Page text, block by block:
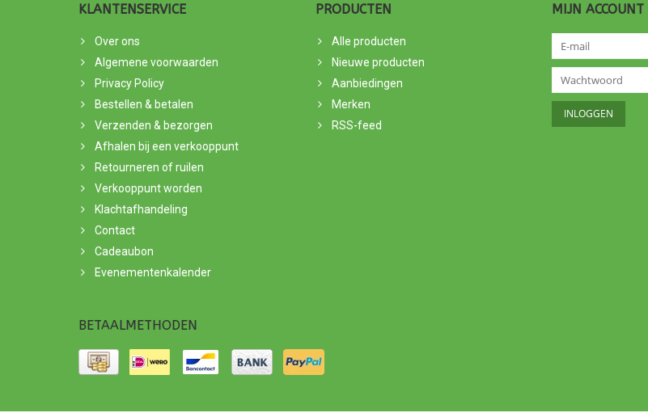
KLANTENSERVICE
Over ons
Algemene voorwaarden
Privacy Policy
Bestellen & betalen
Verzenden & bezorgen
Afhalen bij een verkooppunt
Retourneren of ruilen
Verkooppunt worden
Klachtafhandeling
Contact
Cadeaubon
Evenementenkalender
PRODUCTEN
Alle producten
Nieuwe producten
Aanbiedingen
Merken
RSS-feed
MIJN ACCOUNT
BETAALMETHODEN